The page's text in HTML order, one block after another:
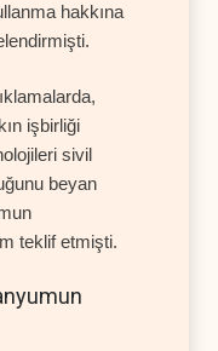
hakkına
işbirliği
sivil
beyan
teklif etmişti.